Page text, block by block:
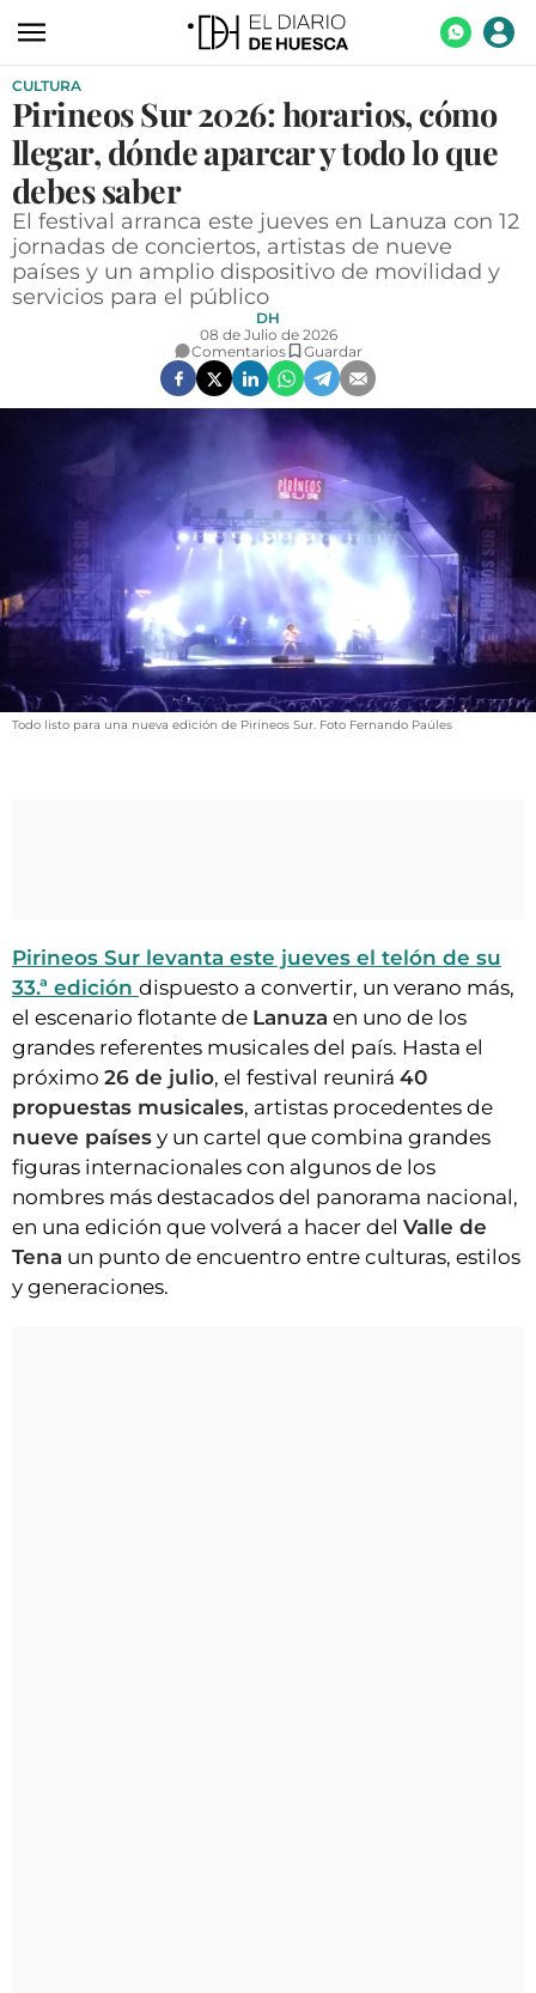
ACTUALIDAD
ECONOMÍA
TECNOLOGÍA
TURISMO
AGROALIMENTACIÓN
SOCIEDAD
VÍDEOS
CONTACTAR
FIESTAS EN EL ALTO ARAGÓN
FIESTAS DE SAN LORENZO
AGENDA
CLUB DEL AMIGO MILITANTE
INICIAR SESIÓN
CULTURA
Pirineos Sur 2026: horarios, cómo
llegar, dónde aparcar y todo lo que
debes saber
El festival arranca este jueves en Lanuza con 12
jornadas de conciertos, artistas de nueve
países y un amplio dispositivo de movilidad y
servicios para el público
DH
08 de Julio de 2026
Comentarios
Guardar
Todo listo para una nueva edición de Pirineos Sur. Foto Fernando Paúles
Pirineos Sur levanta este jueves el telón de su
33.ª edición dispuesto a convertir, un verano más,
el escenario flotante de Lanuza en uno de los
grandes referentes musicales del país. Hasta el
próximo 26 de julio, el festival reunirá 40
propuestas musicales, artistas procedentes de
nueve países y un cartel que combina grandes
figuras internacionales con algunos de los
nombres más destacados del panorama nacional,
en una edición que volverá a hacer del Valle de
Tena un punto de encuentro entre culturas, estilos
y generaciones.